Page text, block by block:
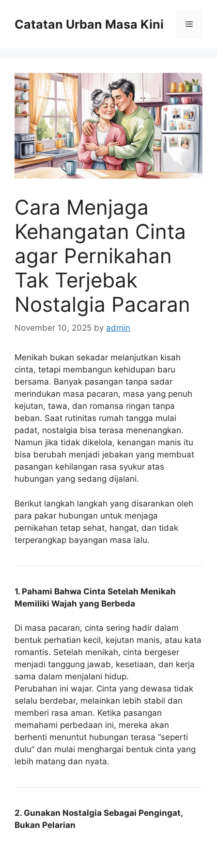
contentCatatan Urban Masa Kini Menu
Cara Menjaga
Kehangatan Cinta
agar Pernikahan
Tak Terjebak
Nostalgia Pacaran
November 10, 2025 by admin
Menikah bukan sekadar melanjutkan kisah
cinta, tetapi membangun kehidupan baru
bersama. Banyak pasangan tanpa sadar
merindukan masa pacaran, masa yang penuh
kejutan, tawa, dan romansa ringan tanpa
beban. Saat rutinitas rumah tangga mulai
padat, nostalgia bisa terasa menenangkan.
Namun jika tidak dikelola, kenangan manis itu
bisa berubah menjadi jebakan yang membuat
pasangan kehilangan rasa syukur atas
hubungan yang sedang dijalani.
Berikut langkah langkah yang disarankan oleh
para pakar hubungan untuk menjaga
pernikahan tetap sehat, hangat, dan tidak
terperangkap bayangan masa lalu.
1. Pahami Bahwa Cinta Setelah Menikah
Memiliki Wajah yang Berbeda
Di masa pacaran, cinta sering hadir dalam
bentuk perhatian kecil, kejutan manis, atau kata
romantis. Setelah menikah, cinta bergeser
menjadi tanggung jawab, kesetiaan, dan kerja
sama dalam menjalani hidup.
Perubahan ini wajar. Cinta yang dewasa tidak
selalu berdebar, melainkan lebih stabil dan
memberi rasa aman. Ketika pasangan
memahami perbedaan ini, mereka akan
berhenti menuntut hubungan terasa “seperti
dulu” dan mulai menghargai bentuk cinta yang
lebih matang dan nyata.
2. Gunakan Nostalgia Sebagai Pengingat,
Bukan Pelarian